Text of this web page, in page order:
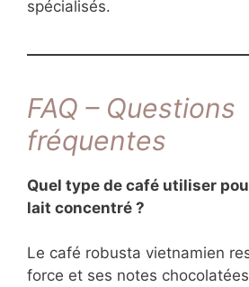
spécialisés.
FAQ – Questions
fréquentes
Quel type de café utiliser
lait concentré ?
Le café robusta vietnamien
force et ses notes